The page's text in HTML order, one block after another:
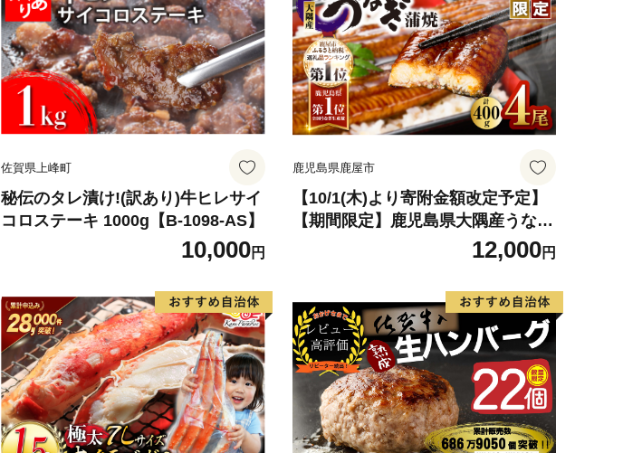
佐賀県上峰町
秘伝のタレ漬け!(訳あり)牛ヒレサイ
コロステーキ 1000g【B-1098-AS】
10,000円
鹿児島県鹿屋市
【10/1(木)より寄附金額改定予定】
【期間限定】鹿児島県大隅産うなぎ
蒲焼4尾（400g） KN007-023
12,000円